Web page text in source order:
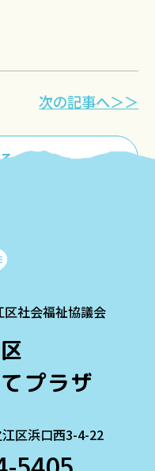
次の記事へ＞＞
社会福祉協議会
プラザ
区浜口西3-4-22